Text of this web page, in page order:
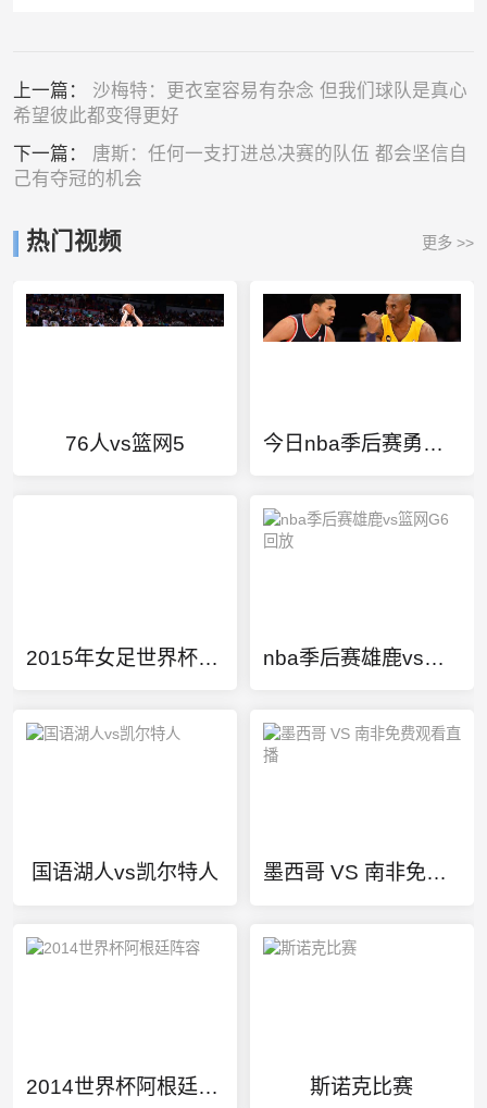
上一篇： 沙梅特：更衣室容易有杂念 但我们球队是真心
希望彼此都变得更好
下一篇： 唐斯：任何一支打进总决赛的队伍 都会坚信自
己有夺冠的机会
热门视频 更多 >>
76人vs篮网5 今日nba季后赛勇士Vs开拓者
2015年女足世界杯冠军 nba季后赛雄鹿vs篮网G6回放
国语湖人vs凯尔特人 墨西哥 VS 南非免费观看直播
2014世界杯阿根廷阵容 斯诺克比赛